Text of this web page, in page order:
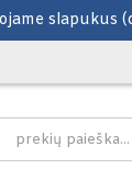
slapukus